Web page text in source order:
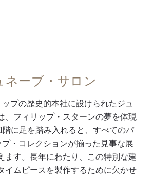
ネーブ・サロン
プの歴史的本社に設けられたジュ
、フィリップ・スターンの夢を体現
階に足を踏み入れると、すべてのパ
・コレクションが揃った見事な展
ます。長年にわたり、この特別な建
イムピースを製作するために欠かせ